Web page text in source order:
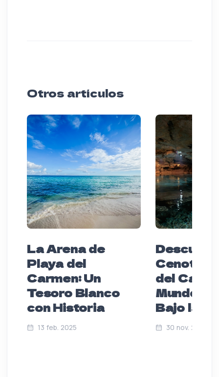
Otros artículos
La Arena de
Playa del
Carmen: Un
Tesoro Blanco
con Historia
13 feb. 2025
Cenotes
del
Mundo
Bajo la
30 nov. 2024